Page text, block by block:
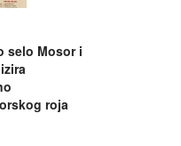
selo Mosor i
roja